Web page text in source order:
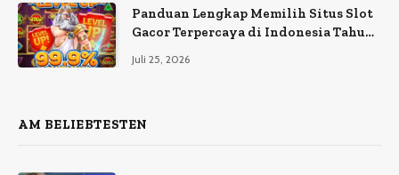
Panduan Lengkap Memilih Situs Slot
Gacor Terpercaya di Indonesia Tahun
Juli 25, 2026
AM BELIEBTESTEN